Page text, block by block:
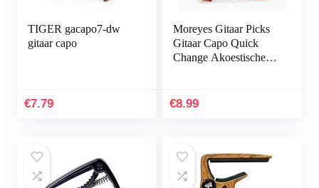
TIGER gacapo7-dw
gitaar capo
€7.79
Moreyes Gitaar Picks
Gitaar Capo Quick
Change Akoestische
Gratis Gitaar Picks
€8.99